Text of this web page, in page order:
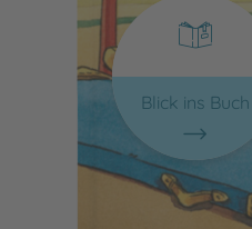
Blick ins Buch